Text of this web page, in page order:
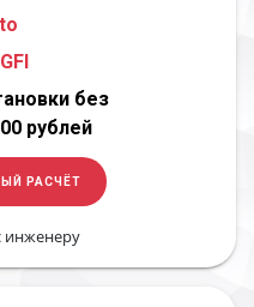
без
рублей
РАСЧЁТ
инженеру